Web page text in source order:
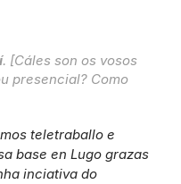
. [Cáles son os vosos
presencial? Como
teletraballo e
base en Lugo grazas
inciativa do